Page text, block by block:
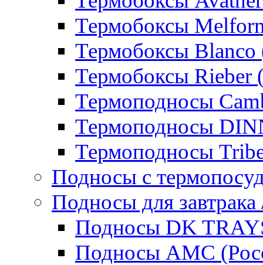
Термобоксы
Термобоксы Blanco
Термобоксы Rieber
Термоподносы
Термоподносы
Термоподносы
Подносы с
Подносы для завтрака
Подносы DK
Подносы AMC